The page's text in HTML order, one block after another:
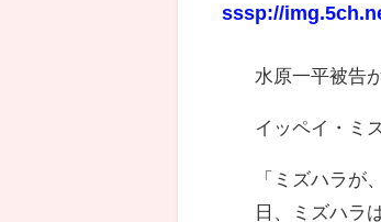
sssp://
水原一平被告
イッペイ・ミ
「ミズハラが
日、ミズハラ